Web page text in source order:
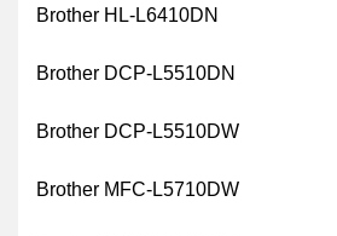
Brother HL-L6410DN
Brother DCP-L5510DN
Brother DCP-L5510DW
Brother MFC-L5710DW